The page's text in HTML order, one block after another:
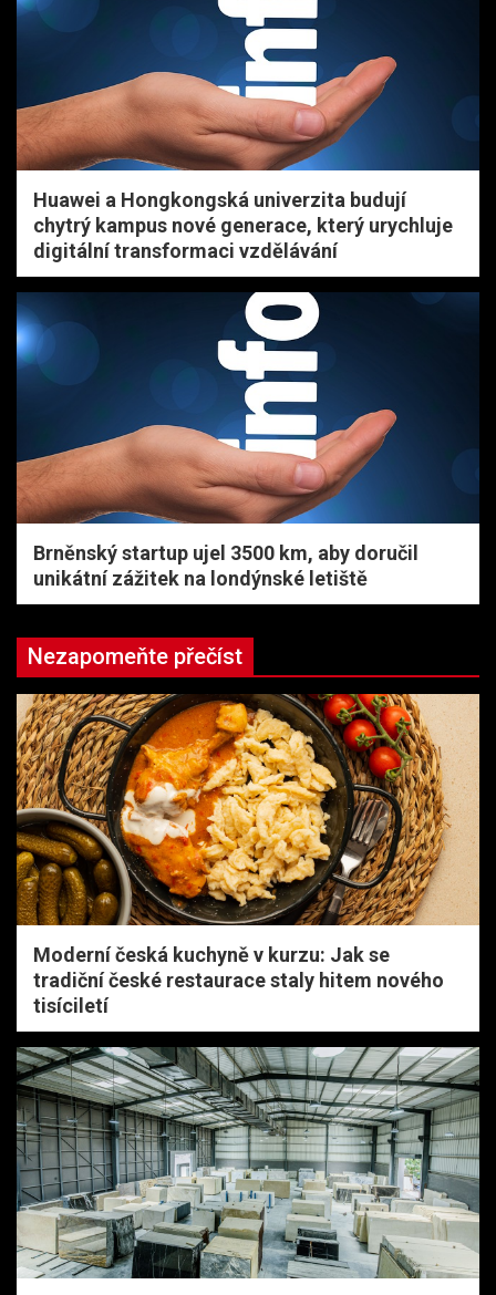
Huawei a Hongkongská univerzita budují
chytrý kampus nové generace, který urychluje
digitální transformaci vzdělávání
Brněnský startup ujel 3500 km, aby doručil
unikátní zážitek na londýnské letiště
Nezapomeňte přečíst
Moderní česká kuchyně v kurzu: Jak se
tradiční české restaurace staly hitem nového
tisíciletí